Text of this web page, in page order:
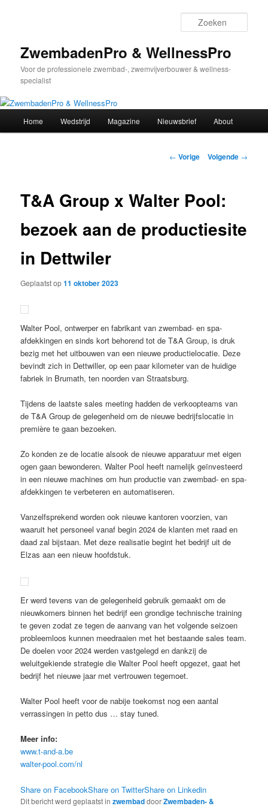
inhoudZwembadenPro & WellnessPro
Voor de professionele zwembad-, zwemvijverbouwer & wellness-
specialist
Home Wedstrijd Magazine Nieuwsbrief About
Bericht
← Vorige Volgende →
T&A Group x Walter Pool:
bezoek aan de productiesite
in Dettwiler
Geplaatst op11 oktober 2023
Walter Pool, ontwerper en fabrikant van zwembad- en spa-
afdekkingen en sinds kort behorend tot de T&A Group, is druk
bezig met het uitbouwen van een nieuwe productielocatie. Deze
bevindt zich in Dettwiller, op een paar kilometer van de huidige
fabriek in Brumath, ten noorden van Straatsburg.
Tijdens de laatste sales meeting hadden de verkoopteams van
de T&A Group de gelegenheid om de nieuwe bedrijfslocatie in
première te gaan bezoeken.
Zo konden ze de locatie alsook de nieuwe apparatuur met eigen
ogen gaan bewonderen. Walter Pool heeft namelijk geïnvesteerd
in een nieuwe machines om hun productie van zwembad- en spa-
afdekkingen te verbeteren en automatiseren.
Vanzelfsprekend worden ook nieuwe kantoren voorzien, van
waaruit het personeel vanaf begin 2024 de klanten met raad en
daad zal bijstaan. Met deze realisatie begint het bedrijf uit de
Elzas aan een nieuw hoofdstuk.
Er werd tevens van de gelegenheid gebruik gemaakt om de
nieuwkomers binnen het bedrijf een grondige technische training
te geven zodat ze tegen de aanvang van het volgende seizoen
probleemloos kunnen meedraaien met het bestaande sales team.
De doelen voor 2024 werden vastgelegd en dankzij de
weluitgekiende strategie die Walter Pool heeft opgezet, gaat het
bedrijf het nieuwe jaar met vertrouwen tegemoet.
Walter Pool heeft voor de nabije toekomst nog een aantal
verrassingen in petto dus … stay tuned.
Meer info:
www.t-and-a.be
walter-pool.com/nl
Share on FacebookShare on TwitterShare on Linkedin
Dit bericht werd geplaatst inzwembaddoorZwembaden- &